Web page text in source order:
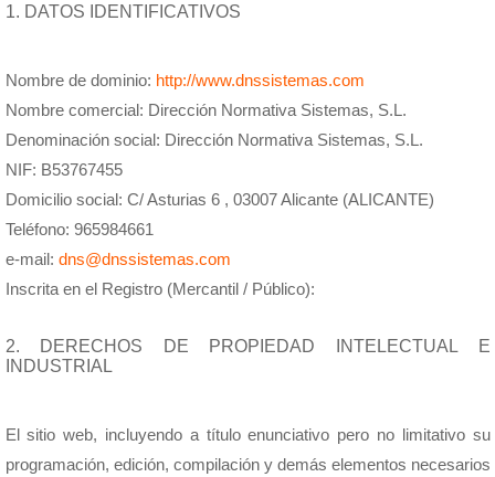
1. DATOS IDENTIFICATIVOS
Nombre de dominio: http://www.dnssistemas.com
Nombre comercial: Dirección Normativa Sistemas, S.L.
Denominación social: Dirección Normativa Sistemas, S.L.
NIF: B53767455
Domicilio social: C/ Asturias 6 , 03007 Alicante (ALICANTE)
Teléfono: 965984661
e-mail: dns@dnssistemas.com
Inscrita en el Registro (Mercantil / Público):
2. DERECHOS DE PROPIEDAD INTELECTUAL E
INDUSTRIAL
El sitio web, incluyendo a título enunciativo pero no limitativo su
programación, edición, compilación y demás elementos necesarios